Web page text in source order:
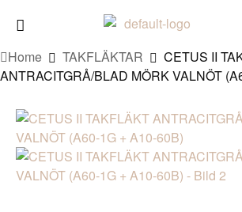
Home TAKFLÄKTAR
CETUS II
ANTRACITGRÅ/BLAD MÖRK VALNÖT